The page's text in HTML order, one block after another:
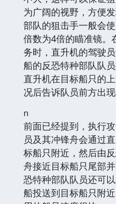
为广阔的视野，方便
部队的狙击手一般会
倍数为4倍的瞄准镜。
务时，直升机的驾驶
船的反恐特种部队队
直升机在目标船只的
况后告诉队员前方出现
n
前面已经提到，执行
员及其冲锋舟会通过
标船只附近，然后由
舟接近目标船只尾部
恐特种部队队员还可
船投送到目标船只附